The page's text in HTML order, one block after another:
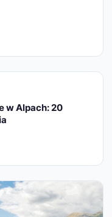
w Alpach: 20